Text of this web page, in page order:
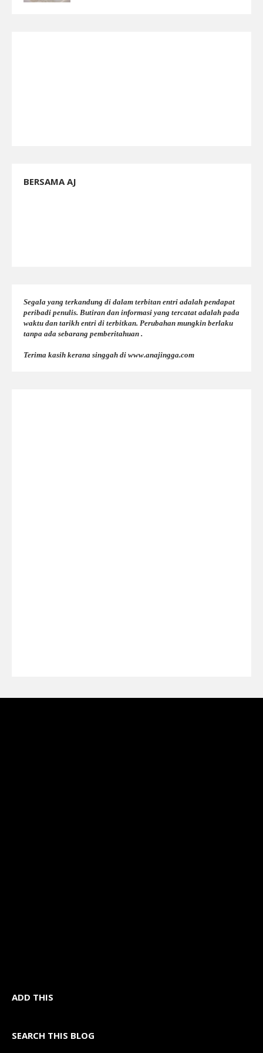
BERSAMA AJ
Segala yang terkandung di dalam terbitan entri adalah pendapat
peribadi penulis. Butiran dan informasi yang tercatat adalah pada
waktu dan tarikh entri di terbitkan. Perubahan mungkin berlaku
tanpa ada sebarang pemberitahuan .
Terima kasih kerana singgah di www.anajingga.com
ADD THIS
SEARCH THIS BLOG